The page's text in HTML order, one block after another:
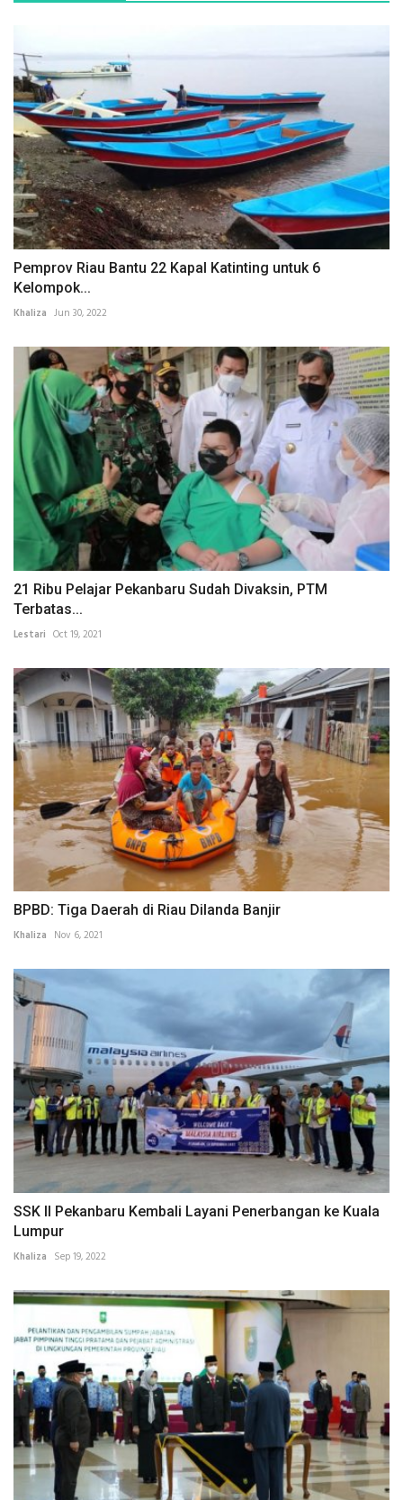
Pemprov Riau Bantu 22 Kapal Katinting untuk 6
Kelompok...
Khaliza Jun 30, 2022
21 Ribu Pelajar Pekanbaru Sudah Divaksin, PTM
Terbatas...
Lestari Oct 19, 2021
BPBD: Tiga Daerah di Riau Dilanda Banjir
Khaliza Nov 6, 2021
SSK II Pekanbaru Kembali Layani Penerbangan ke Kuala
Lumpur
Khaliza Sep 19, 2022